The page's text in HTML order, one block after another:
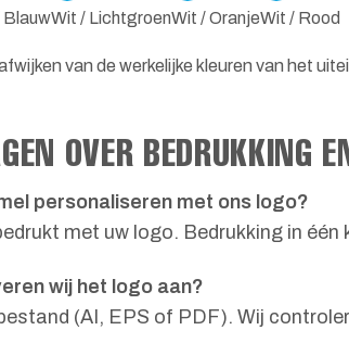
BlauwWit / LichtgroenWit / OranjeWit / Rood
van de werkelijke kleuren van het
OVER BEDRUKKING
personaliseren met ons logo?
met uw logo. Bedrukking in
wij het logo aan?
(AI, EPS of PDF). Wij